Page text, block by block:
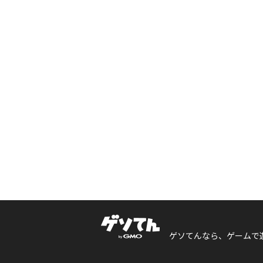
ゲソてんなら、ゲームで